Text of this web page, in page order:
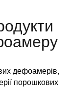
дефоамерів,
порошкових